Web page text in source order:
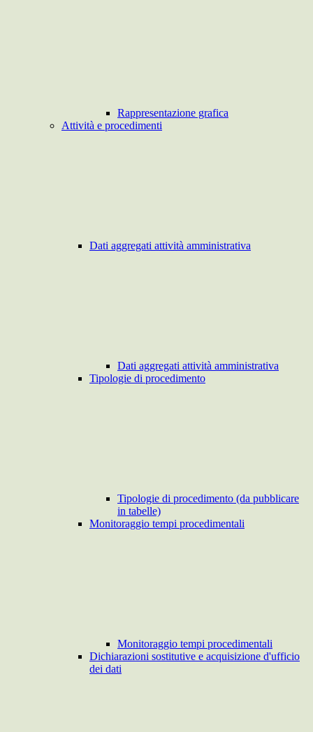
Rappresentazione grafica
Attività e procedimenti
Dati aggregati attività amministrativa
Dati aggregati attività amministrativa
Tipologie di procedimento
Tipologie di procedimento (da pubblicare
in tabelle)
Monitoraggio tempi procedimentali
Monitoraggio tempi procedimentali
Dichiarazioni sostitutive e acquisizione d'ufficio
dei dati